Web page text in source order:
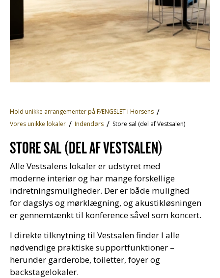
Hold unikke arrangementer på FÆNGSLET i Horsens
Vores unikke lokaler
Indendørs Store sal (del af Vestsalen)
STORE SAL (DEL AF VESTSALEN)
Alle Vestsalens lokaler er udstyret med
moderne interiør og har mange forskellige
indretningsmuligheder. Der er både mulighed
for dagslys og mørklægning, og akustikløsningen
er gennemtænkt til konference såvel som koncert.
I direkte tilknytning til Vestsalen finder I alle
nødvendige praktiske supportfunktioner –
herunder garderobe, toiletter, foyer og
backstagelokaler.